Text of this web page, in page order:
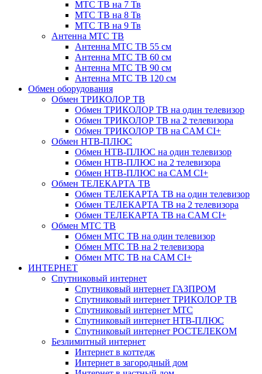
МТС ТВ на 7 Тв
МТС ТВ на 8 Тв
МТС ТВ на 9 Тв
Антенна МТС ТВ
Антенна МТС ТВ 55 см
Антенна МТС ТВ 60 см
Антенна МТС ТВ 90 см
Антенна МТС ТВ 120 см
Обмен оборудования
Обмен ТРИКОЛОР ТВ
Обмен ТРИКОЛОР ТВ на один телевизор
Обмен ТРИКОЛОР ТВ на 2 телевизора
Обмен ТРИКОЛОР ТВ на CAM CI+
Обмен НТВ-ПЛЮС
Обмен НТВ-ПЛЮС на один телевизор
Обмен НТВ-ПЛЮС на 2 телевизора
Обмен НТВ-ПЛЮС на CAM CI+
Обмен ТЕЛЕКАРТА ТВ
Обмен ТЕЛЕКАРТА ТВ на один телевизор
Обмен ТЕЛЕКАРТА ТВ на 2 телевизора
Обмен ТЕЛЕКАРТА ТВ на CAM CI+
Обмен МТС ТВ
Обмен МТС ТВ на один телевизор
Обмен МТС ТВ на 2 телевизора
Обмен МТС ТВ на CAM CI+
ИНТЕРНЕТ
Спутниковый интернет
Спутниковый интернет ГАЗПРОМ
Спутниковый интернет ТРИКОЛОР ТВ
Спутниковый интернет МТС
Спутниковый интернет НТВ-ПЛЮС
Спутниковый интернет РОСТЕЛЕКОМ
Безлимитный интернет
Интернет в коттедж
Интернет в загородный дом